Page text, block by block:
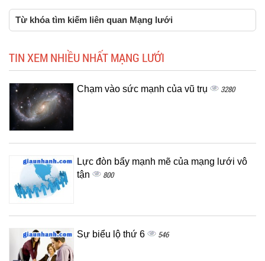
Từ khóa tìm kiếm liên quan Mạng lưới
TIN XEM NHIỀU NHẤT MẠNG LƯỚI
Chạm vào sức mạnh của vũ trụ 3280
Lực đòn bẩy mạnh mẽ của mạng lưới vô
tận
800
Sự biểu lộ thứ 6 546